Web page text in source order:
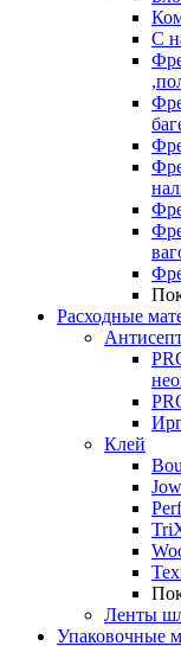
С
Расходные
Клей
Ленты
Упаковочные